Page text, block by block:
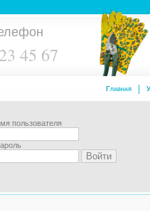
45 67
Главная
пользователя